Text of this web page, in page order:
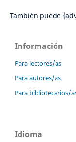
También puede
Información
Para lectores/as
Para autores/as
Para bibliotecarios/
Idioma